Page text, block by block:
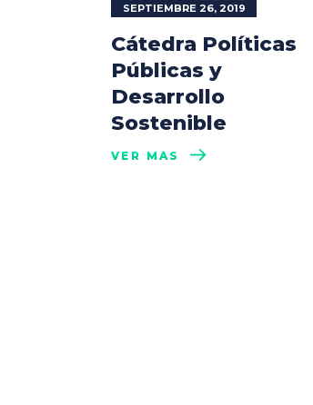
SEPTIEMBRE 26, 2019
Cátedra Políticas
Públicas y
Desarrollo
Sostenible
VER MÁS